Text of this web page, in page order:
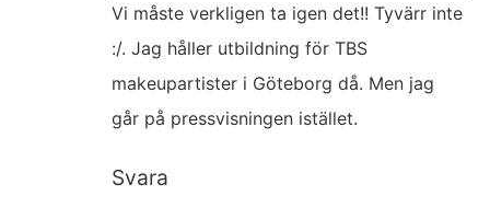
Vi måste verkligen ta igen det!! Tyvärr inte
:/. Jag håller utbildning för TBS
makeupartister i Göteborg då. Men jag
går på pressvisningen istället.
Svara